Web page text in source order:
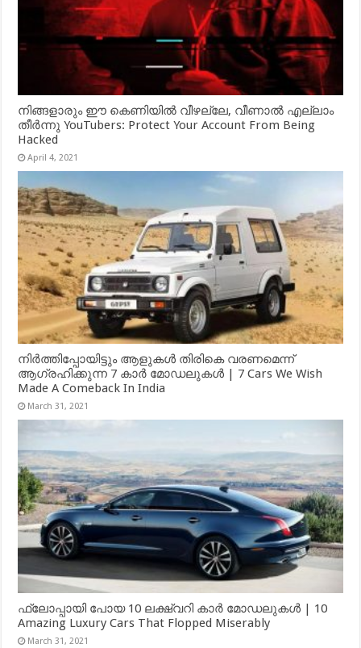
നിങ്ങളാരും ഈ കെണിയിൽ വീഴല്ലേ, വീണാൽ എല്ലാം
തീർന്നു YouTubers: Protect Your Account From Being
Hacked
April 4, 2021
നിർത്തിപ്പോയിട്ടും ആളുകൾ തിരികെ വരണമെന്ന്
ആഗ്രഹിക്കുന്ന 7 കാർ മോഡലുകൾ | 7 Cars We Wish
Made A Comeback In India
March 31, 2021
ഫ്ലോപ്പായി പോയ 10 ലക്ഷ്വറി കാർ മോഡലുകൾ | 10
Amazing Luxury Cars That Flopped Miserably
March 31, 2021